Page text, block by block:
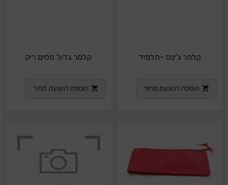
קלמר ג'ינס -תלמיד
הוספה להצעת מחיר
קלמר גדול פסים ריק
הוספה להצעת מחיר